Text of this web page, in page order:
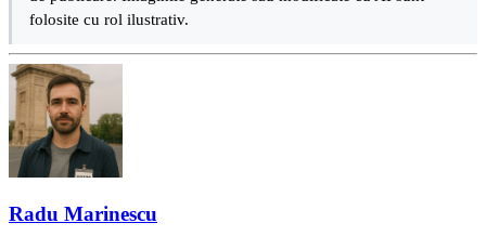
folosite cu rol ilustrativ.
Radu Marinescu